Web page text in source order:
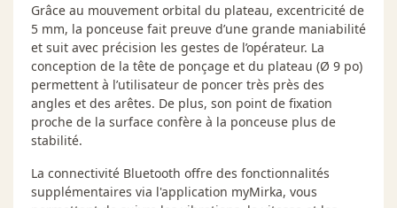
Grâce au mouvement orbital du plateau, excentricité de
5 mm, la ponceuse fait preuve d’une grande maniabilité
et suit avec précision les gestes de l’opérateur. La
conception de la tête de ponçage et du plateau (Ø 9 po)
permettent à l’utilisateur de poncer très près des
angles et des arêtes. De plus, son point de fixation
proche de la surface confère à la ponceuse plus de
stabilité.
La connectivité Bluetooth offre des fonctionnalités
supplémentaires via l'application myMirka, vous